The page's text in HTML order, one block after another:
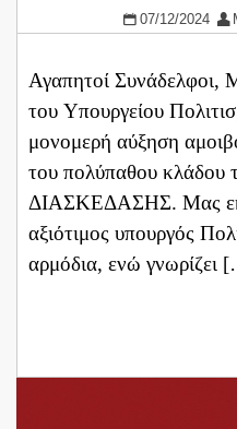
07/12/2024
Αγαπητοί Συνάδελφοι,
του Υπουργείου
μονομερή αύξηση
του πολύπαθου
ΔΙΑΣΚΕΔΑΣΗΣ. Μας
αξιότιμος υπουργός
αρμόδια, ενώ γνωρίζει